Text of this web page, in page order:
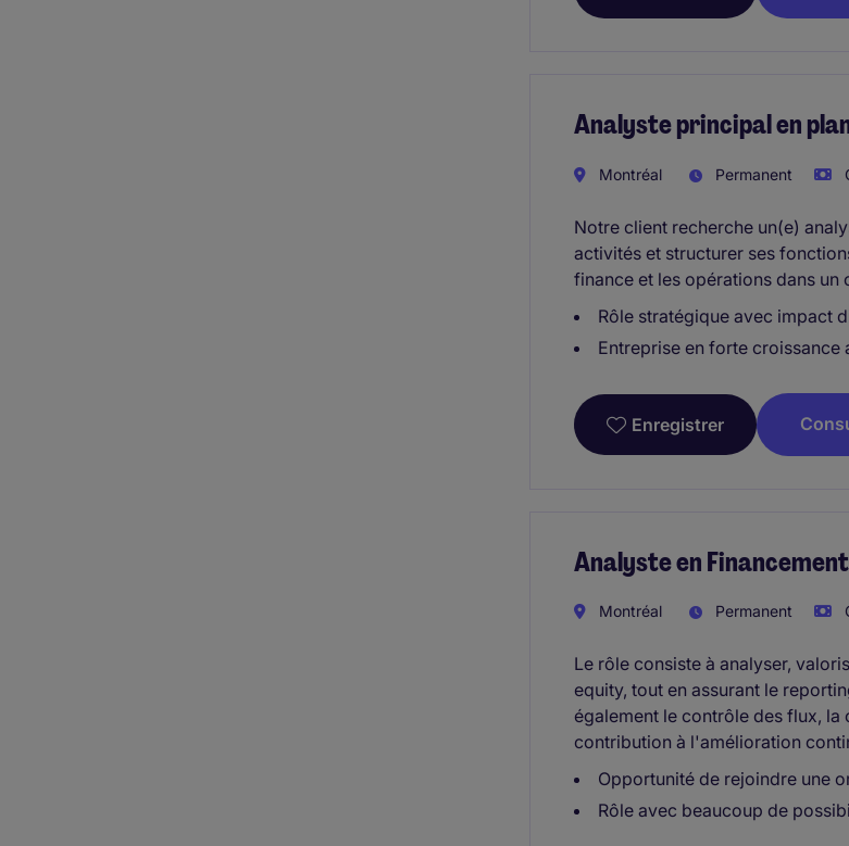
Analyste principal en
Montréal Permanent
Notre client recherche un(e)
activités et structurer ses
finance et les opérations dans
Rôle stratégique avec impact
Entreprise en forte croissance
Enregistrer
Analyste en Financement
Montréal Permanent
Le rôle consiste à analyser,
equity, tout en assurant le
également le contrôle des flux,
contribution à l'amélioration
Opportunité de rejoindre une
Rôle avec beaucoup de